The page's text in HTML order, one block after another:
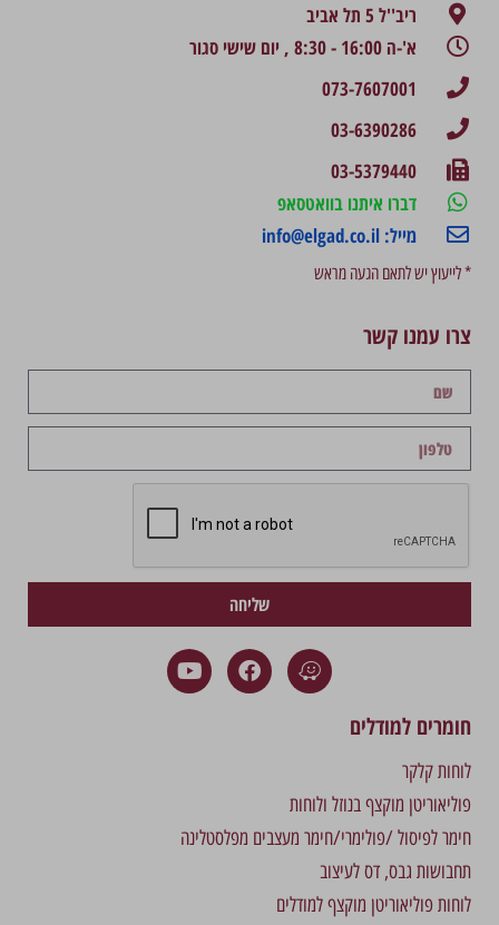
ריב''ל 5 תל אביב
א'-ה 16:00 - 8:30 , יום שישי סגור
073-7607001
03-6390286
03-5379440
דברו איתנו בוואטסאפ
מייל: info@elgad.co.il
* לייעוץ יש לתאם הגעה מראש
צרו עמנו קשר
שליחה
חומרים למודלים
לוחות קלקר
פוליאוריטן מוקצף בנוזל ולוחות
חימר לפיסול /פולימרי/חימר מעצבים מפלסטלינה
תחבושות גבס, דס לעיצוב
לוחות פוליאוריטן מוקצף למודלים